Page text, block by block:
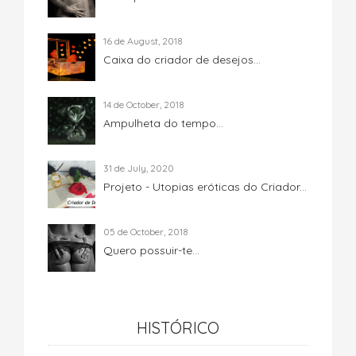
16 de August, 2018
Caixa do criador de desejos...
14 de October, 2018
Ampulheta do tempo...
31 de July, 2020
Projeto - Utopias eróticas do Criador...
05 de October, 2018
Quero possuir-te...
HISTÓRICO